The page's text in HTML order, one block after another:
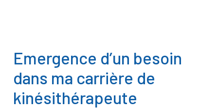
Emergence d’un besoin
dans ma carrière de
kinésithérapeute